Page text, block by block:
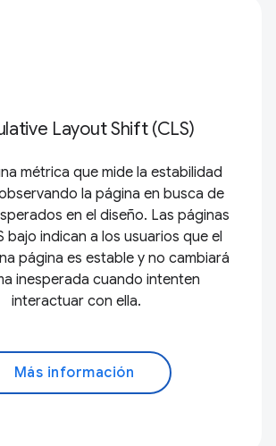
Layout Shift (CLS)
métrica que mide la estabilidad
la página en busca de
en el diseño. Las páginas
bajo indican a los usuarios que el
página es estable y no cambiará
inesperada cuando intenten
interactuar con ella.
Más información